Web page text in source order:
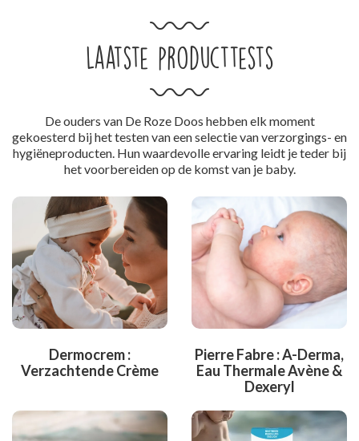
Laatste producttests
De ouders van De Roze Doos hebben elk moment
gekoesterd bij het testen van een selectie van verzorgings- en
hygiëneproducten. Hun waardevolle ervaring leidt je teder bij
het voorbereiden op de komst van je baby.
Dermocrem :
Verzachtende Crème
Pierre Fabre : A-Derma,
Eau Thermale Avène &
Dexeryl